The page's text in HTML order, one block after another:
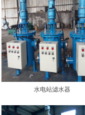
器
手动滤水器
水电站滤水器
管道滤水器
激光滤水器
精密滤水器
水电站滤水器